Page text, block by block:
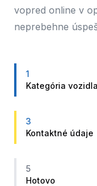
vopred online v
neprebehne
1
Kategória vozidla
3
Kontaktné údaje
5
Hotovo